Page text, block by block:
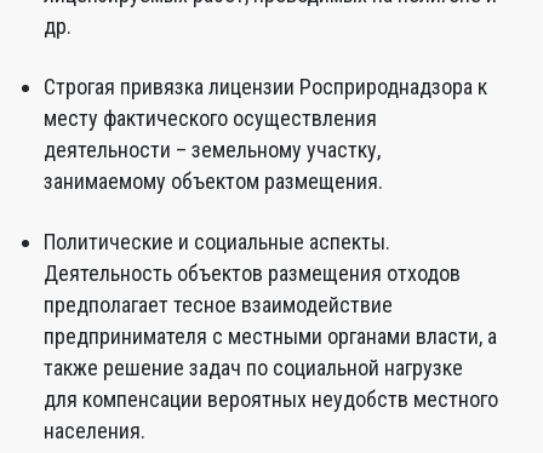
др.
Строгая привязка лицензии Росприроднадзора к
месту фактического осуществления
деятельности – земельному участку,
занимаемому объектом размещения.
Политические и социальные аспекты.
Деятельность объектов размещения отходов
предполагает тесное взаимодействие
предпринимателя с местными органами власти, а
также решение задач по социальной нагрузке
для компенсации вероятных неудобств местного
населения.